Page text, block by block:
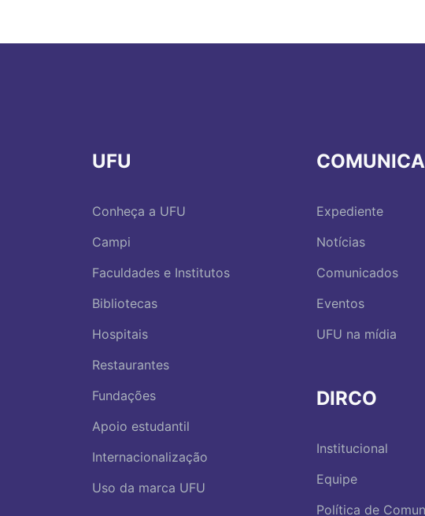
UFU
Conheça a UFU
Campi
Faculdades e Institutos
Bibliotecas
Hospitais
Restaurantes
Fundações
Apoio estudantil
Internacionalização
Uso da marca UFU
COMUNICA
Expediente
Notícias
Comunicados
Eventos
UFU na mídia
DIRCO
Institucional
Equipe
Política de